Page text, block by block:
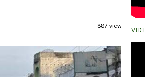
887 view